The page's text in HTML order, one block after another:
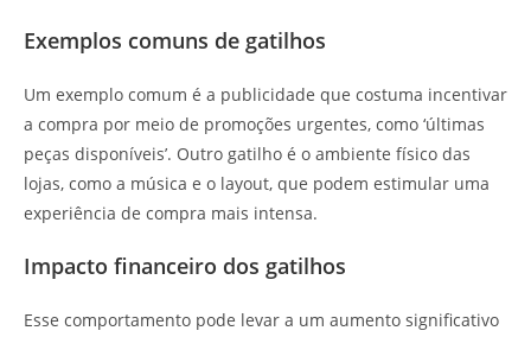
Exemplos comuns de gatilhos
Um exemplo comum é a publicidade que costuma incentivar
a compra por meio de promoções urgentes, como ‘últimas
peças disponíveis’. Outro gatilho é o ambiente físico das
lojas, como a música e o layout, que podem estimular uma
experiência de compra mais intensa.
Impacto financeiro dos gatilhos
Esse comportamento pode levar a um aumento significativo